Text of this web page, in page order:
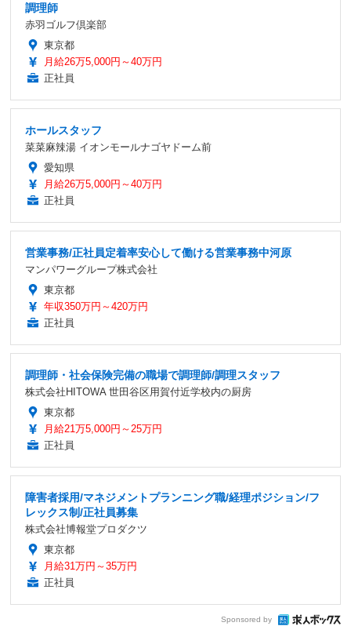
調理師
赤羽ゴルフ倶楽部
東京都
月給26万5,000円～40万円
正社員
ホールスタッフ
菜菜麻辣湯 イオンモールナゴヤドーム前
愛知県
月給26万5,000円～40万円
正社員
営業事務/正社員定着率安心して働ける営業事務中河原
マンパワーグループ株式会社
東京都
年収350万円～420万円
正社員
調理師・社会保険完備の職場で調理師/調理スタッフ
株式会社HITOWA 世田谷区用賀付近学校内の厨房
東京都
月給21万5,000円～25万円
正社員
障害者採用/マネジメントプランニング職/経理ポジション/フ
レックス制/正社員募集
株式会社博報堂プロダクツ
東京都
月給31万円～35万円
正社員
Sponsored by